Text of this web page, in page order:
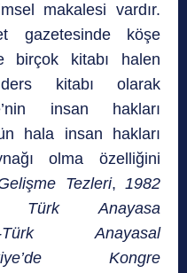
makalesi vardır.
gazetesinde köşe
birçok kitabı halen
kitabı olarak
insan hakları
hala insan hakları
olma özelliğini
Tezleri, 1982
Türk Anayasa
Türk Anayasal
Kongre